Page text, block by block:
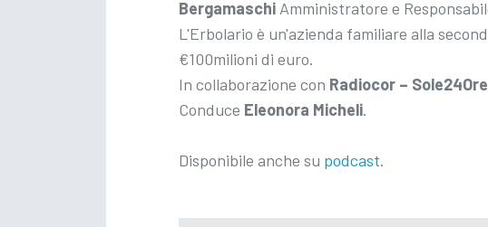
Bergamaschi Amministratore e
L'Erbolario è un'azienda familiare alla
€100milioni di euro.
In collaborazione con Radiocor – Sole24Ore
Conduce Eleonora Micheli.
Disponibile anche su podcast.